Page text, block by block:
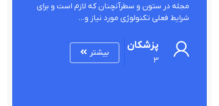
مجله در ستون و سطرآنچنان که لازم است و برای
شرایط فعلی تکنولوژی مورد نیاز و…
پزشکان
3
بیشتر